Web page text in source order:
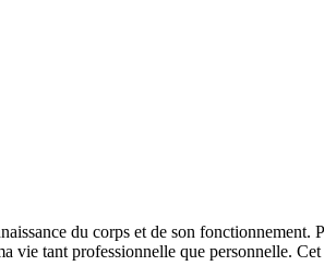
du corps et de son fonctionnement.
tant professionnelle que personnelle. Cet